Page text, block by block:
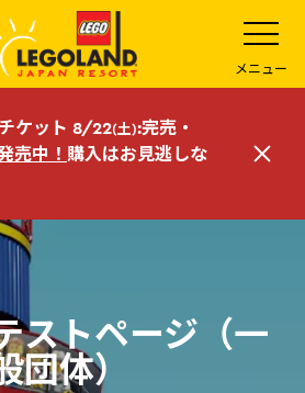
メ
ニ
ュ
ー
を
開
メニュー
ケット 8/22(土):完売・
売中！ 購入はお見逃しな
閉
ストページ（一
団体）